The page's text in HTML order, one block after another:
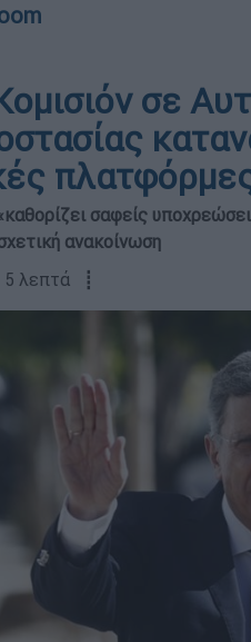
σε
σαφείς
ανακοίνωση
5 λεπτά ┋